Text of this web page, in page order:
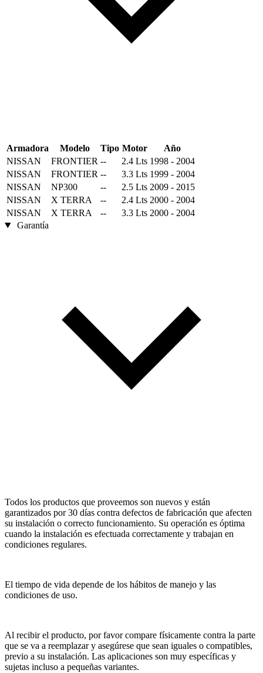
Armadora Modelo Tipo Motor
Año
NISSAN
FRONTIER -- 2.4 Lts 1998 - 2004
NISSAN
FRONTIER -- 3.3 Lts 1999 - 2004
NISSAN
NP300 -- 2.5 Lts 2009 - 2015
NISSAN
X TERRA -- 2.4 Lts 2000 - 2004
NISSAN
X TERRA -- 3.3 Lts 2000 - 2004
Garantía
Todos los productos que proveemos son nuevos y están
garantizados por 30 días contra defectos de fabricación que afecten
su instalación o correcto funcionamiento. Su operación es óptima
cuando la instalación es efectuada correctamente y trabajan en
condiciones regulares.
El tiempo de vida depende de los hábitos de manejo y las
condiciones de uso.
Al recibir el producto, por favor compare físicamente contra la parte
que se va a reemplazar y asegúrese que sean iguales o compatibles,
previo a su instalación. Las aplicaciones son muy específicas y
sujetas incluso a pequeñas variantes.